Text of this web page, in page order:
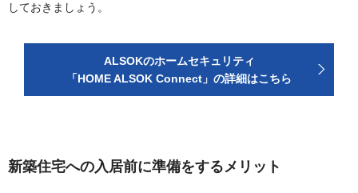
しておきましょう。
ALSOKのホームセキュリティ
「HOME ALSOK Connect」の詳細はこちら
新築住宅への入居前に準備をするメリット